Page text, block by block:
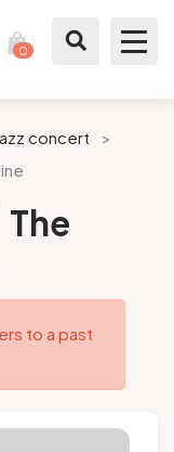
0
concert
>
The
to a past